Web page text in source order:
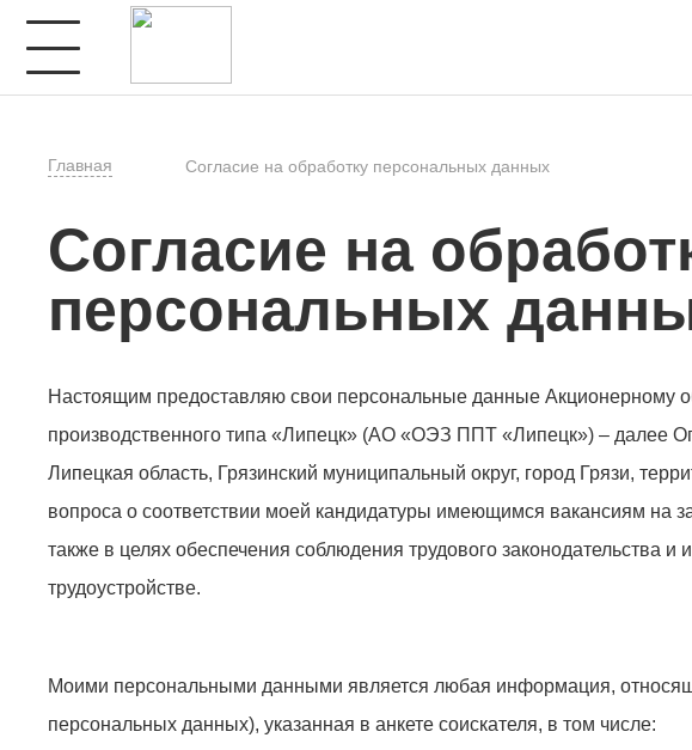
Главная Согласие на обработку персональных данных
Согласие на
персональных
Настоящим предоставляю свои персональные данные Акционерному
производственного типа «Липецк» (АО «ОЭЗ ППТ «Липецк») – далее
Липецкая область, Грязинский муниципальный округ, город Грязи,
вопроса о соответствии моей кандидатуры имеющимся вакансиям на
также в целях обеспечения соблюдения трудового законодательства
трудоустройстве.
Моими персональными данными является любая информация,
персональных данных), указанная в анкете соискателя, в том числе: